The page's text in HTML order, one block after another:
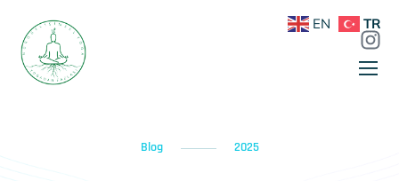
Blog 2025
EN TR